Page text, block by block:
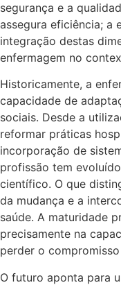
segurança e a
assegura eficiência; a
integração destas
enfermagem no
Historicamente, a
capacidade de
sociais. Desde a
reformar práticas
incorporação de
profissão tem
científico. O que
da mudança e a
saúde. A maturidade
precisamente na
perder o
O futuro aponta para